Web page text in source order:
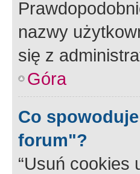
nazwy
się z
Góra
Co
forum"?
“Usuń cookies